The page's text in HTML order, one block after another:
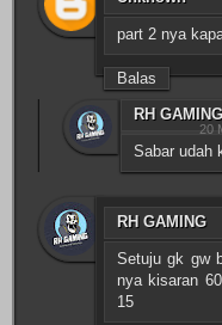
part 2 nya
Balas
RH GAMING
20
Sabar udah
RH GAMING
Setuju gk gw
nya kisaran
15